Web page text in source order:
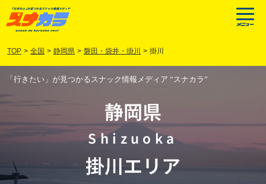
TOP > 全国 > 静岡県 > 磐田・袋井・掛川 > 掛川
「行きたい」が見つかるスナック情報メディア “スナカラ”
静岡県
Shizuoka
掛川エリア